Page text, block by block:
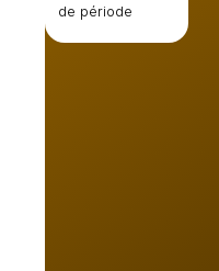
de période